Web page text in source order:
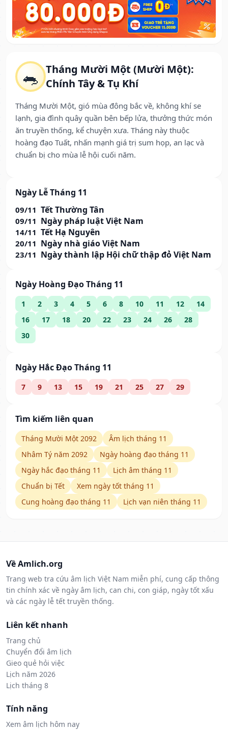
🐀 Tháng Mười Một (Mười Một):
Chính Tây & Tụ Khí
Tháng Mười Một, gió mùa đông bắc về, không khí se
lạnh, gia đình quây quần bên bếp lửa, thưởng thức món
ăn truyền thống, kể chuyện xưa. Tháng này thuộc
hoàng đạo Tuất, nhấn mạnh giá trị sum họp, an lạc và
chuẩn bị cho mùa lễ hội cuối năm.
Ngày Lễ Tháng 11
09/11 Tết Thường Tân
09/11 Ngày pháp luật Việt Nam
14/11 Tết Hạ Nguyên
20/11 Ngày nhà giáo Việt Nam
23/11 Ngày thành lập Hội chữ thập đỏ Việt Nam
Ngày Hoàng Đạo Tháng 11
1 2 3 4 5 6 8 10 11 12
14
16
17 18 20 22 23 24 26
28
30
Ngày Hắc Đạo Tháng 11
7 9 13 15 19 21 25 27 29
Tìm kiếm liên quan
Tháng Mười Một 2092
Âm lịch tháng 11
Nhâm Tý năm 2092
Ngày hoàng đạo tháng 11
Ngày hắc đạo tháng 11
Lịch âm tháng 11
Chuẩn bị Tết
Xem ngày tốt tháng 11
Cung hoàng đạo tháng 11
Lịch vạn niên tháng 11
Về Amlich.org
Trang web tra cứu âm lịch Việt Nam miễn phí, cung cấp thông
tin chính xác về ngày âm lịch, can chi, con giáp, ngày tốt xấu
và các ngày lễ tết truyền thống.
Liên kết nhanh
Trang chủ
Chuyển đổi âm lịch
Gieo quẻ hỏi việc
Lịch năm 2026
Lịch tháng 8
Tính năng
Xem âm lịch hôm nay